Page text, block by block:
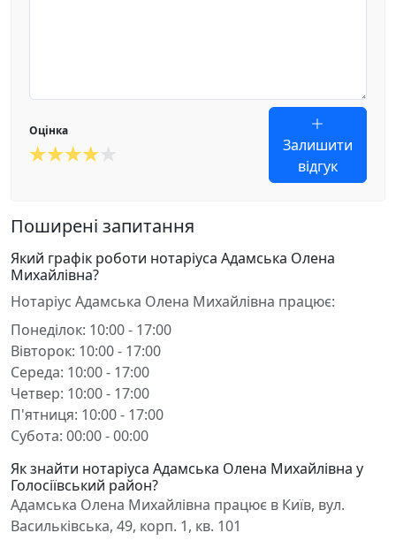
Оцінка
Залишити
відгук
Поширені запитання
Який графік роботи нотаріуса Адамська Олена
Михайлівна?
Нотаріус Адамська Олена Михайлівна працює:
Понеділок: 10:00 - 17:00
Вівторок: 10:00 - 17:00
Середа: 10:00 - 17:00
Четвер: 10:00 - 17:00
П'ятниця: 10:00 - 17:00
Субота: 00:00 - 00:00
Як знайти нотаріуса Адамська Олена Михайлівна у
Голосіївський район?
Адамська Олена Михайлівна працює в Київ, вул.
Васильківська, 49, корп. 1, кв. 101